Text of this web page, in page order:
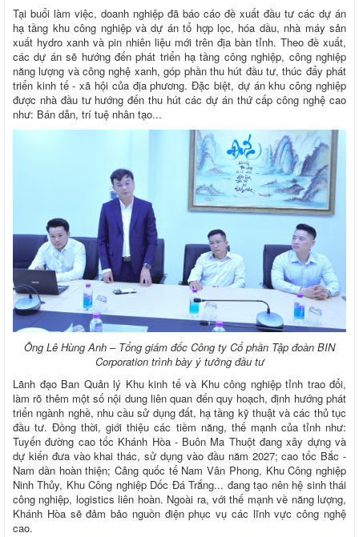
Tại buổi làm việc, doanh nghiệp đã báo cáo đề xuất đầu tư các dự án
hạ tầng khu công nghiệp và dự án tổ hợp lọc, hóa dầu, nhà máy sản
xuất hydro xanh và pin nhiên liệu mới trên địa bàn tỉnh. Theo đề xuất,
các dự án sẽ hướng đến phát triển hạ tầng công nghiệp, công nghiệp
năng lượng và công nghệ xanh, góp phần thu hút đầu tư, thúc đẩy phát
triển kinh tế - xã hội của địa phương. Đặc biệt, dự án khu công nghiệp
được nhà đầu tư hướng đến thu hút các dự án thứ cấp công nghệ cao
như: Bán dẫn, trí tuệ nhân tạo...
Ông Lê Hùng Anh – Tổng giám đốc Công ty Cổ phần Tập đoàn BIN
Corporation trình bày ý tưởng đầu tư
Lãnh đạo Ban Quản lý Khu kinh tế và Khu công nghiệp tỉnh trao đổi,
làm rõ thêm một số nội dung liên quan đến quy hoạch, định hướng phát
triển ngành nghề, nhu cầu sử dụng đất, hạ tầng kỹ thuật và các thủ tục
đầu tư. Đồng thời, giới thiệu các tiềm năng, thế mạnh của tỉnh như:
Tuyến đường cao tốc Khánh Hòa - Buôn Ma Thuột đang xây dựng và
dự kiến đưa vào khai thác, sử dụng vào đầu năm 2027; cao tốc Bắc -
Nam dần hoàn thiện; Cảng quốc tế Nam Vân Phong, Khu Công nghiệp
Ninh Thủy, Khu Công nghiệp Dốc Đá Trắng... đang tạo nên hệ sinh thái
công nghiệp, logistics liên hoàn. Ngoài ra, với thế mạnh về năng lượng,
Khánh Hòa sẽ đảm bảo nguồn điện phục vụ các lĩnh vực công nghệ
cao.